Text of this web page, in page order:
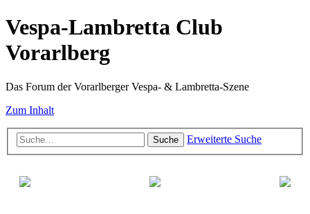
Vespa-Lambretta Club
Vorarlberg
Das Forum der Vorarlberger Vespa- & Lambretta-Szene
Zum Inhalt
Suche Erweiterte Suche